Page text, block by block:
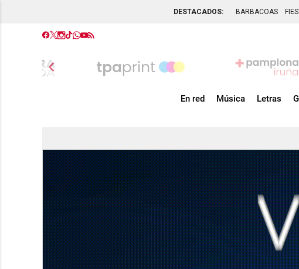
DESTACADOS: BARBACOAS
chevron_left
En red Música Letras